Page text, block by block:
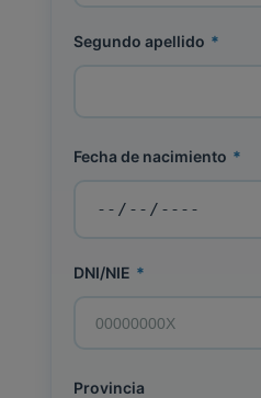
Segundo apellido *
Fecha de nacimiento *
DNI/NIE *
Provincia